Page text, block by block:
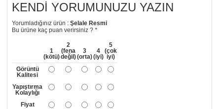
KENDI YORUMUNUZU YAZIN
Yorumladığınız ürün :Şelale Resmi
Bu ürüne kaç puan verirsiniz ?*
1
(kötü)
2
(fena
değil)
3
(orta)
4
(iyi)
5
(çok
iyi)
Görüntü
Kalitesi
Yapıştırma
Kolaylığı
Fiyat